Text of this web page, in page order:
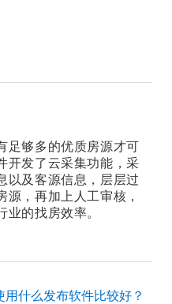
足够多的优质房源才可
开发了云采集功能，采
以及客源信息，层层过
，再加上人工审核，
的找房效率。
用什么发布软件比较好？